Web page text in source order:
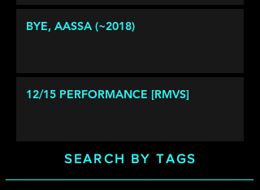
SEARCH BY TAGS
BYE, AASSA (~2018)
12/15 PERFORMANCE [RMVS]